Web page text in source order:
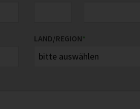
LAND/REGION*